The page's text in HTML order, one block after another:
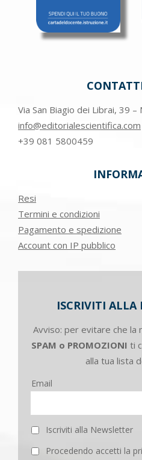
Via San Biagio dei Librai, 39 –
info@editorialescientifica.com
+39 081 5800459
Resi
Termini e condizioni
Pagamento e spedizione
Account con IP pubblico
ISCRIVITI ALLA
Avviso: per evitare che la
SPAM o PROMOZIONI ti
alla tua lista
Email
Iscriviti alla Newsletter
Procedendo accetti la